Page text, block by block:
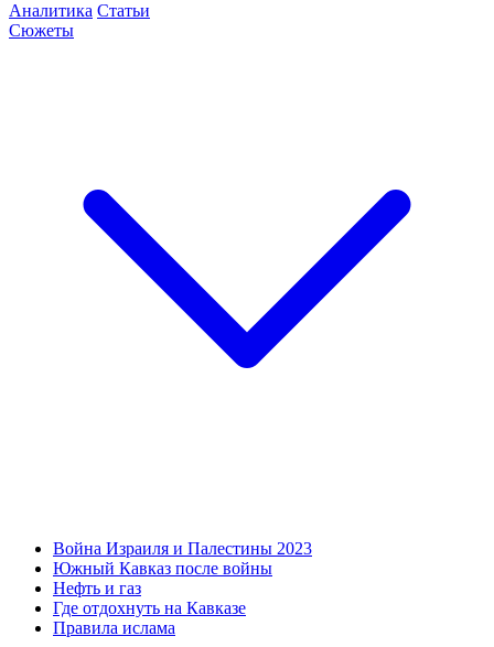
Аналитика Статьи
Сюжеты
Война Израиля и Палестины 2023
Южный Кавказ после войны
Нефть и газ
Где отдохнуть на Кавказе
Правила ислама